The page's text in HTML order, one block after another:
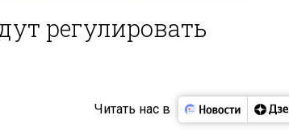
регулировать
Читать нас в